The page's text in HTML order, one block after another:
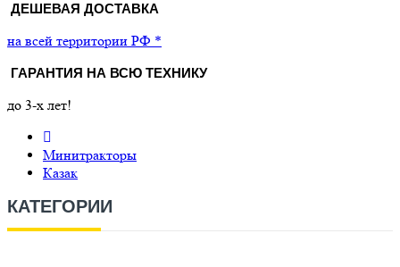
ДЕШЕВАЯ ДОСТАВКА
на всей территории РФ *
ГАРАНТИЯ НА ВСЮ ТЕХНИКУ
до 3-х лет!
Минитракторы
Казак
КАТЕГОРИИ